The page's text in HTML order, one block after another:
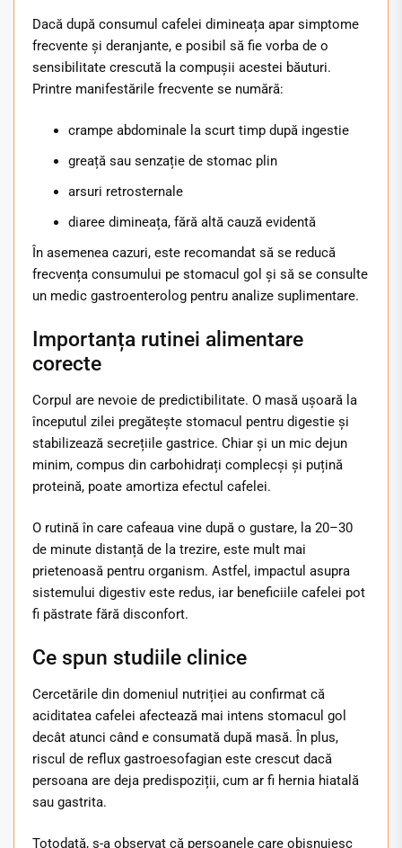
Dacă după consumul cafelei dimineața apar simptome
frecvente și deranjante, e posibil să fie vorba de o
sensibilitate crescută la compușii acestei băuturi.
Printre manifestările frecvente se numără:
crampe abdominale la scurt timp după ingestie
greață sau senzație de stomac plin
arsuri retrosternale
diaree dimineața, fără altă cauză evidentă
În asemenea cazuri, este recomandat să se reducă
frecvența consumului pe stomacul gol și să se consulte
un medic gastroenterolog pentru analize suplimentare.
Importanța rutinei alimentare
corecte
Corpul are nevoie de predictibilitate. O masă ușoară la
începutul zilei pregătește stomacul pentru digestie și
stabilizează secrețiile gastrice. Chiar și un mic dejun
minim, compus din carbohidrați complecși și puțină
proteină, poate amortiza efectul cafelei.
O rutină în care cafeaua vine după o gustare, la 20–30
de minute distanță de la trezire, este mult mai
prietenoasă pentru organism. Astfel, impactul asupra
sistemului digestiv este redus, iar beneficiile cafelei pot
fi păstrate fără disconfort.
Ce spun studiile clinice
Cercetările din domeniul nutriției au confirmat că
aciditatea cafelei afectează mai intens stomacul gol
decât atunci când e consumată după masă. În plus,
riscul de reflux gastroesofagian este crescut dacă
persoana are deja predispoziții, cum ar fi hernia hiatală
sau gastrita.
Totodată, s-a observat că persoanele care obișnuiesc